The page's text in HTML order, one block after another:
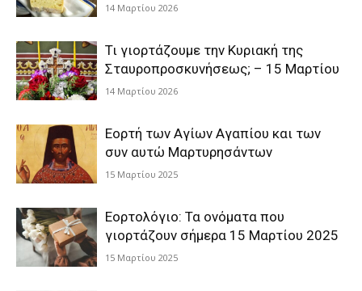
14 Μαρτίου 2026
Τι γιορτάζουμε την Κυριακή της
Σταυροπροσκυνήσεως; – 15 Μαρτίου
14 Μαρτίου 2026
Εορτή των Αγίων Αγαπίου και των
συν αυτώ Μαρτυρησάντων
15 Μαρτίου 2025
Εορτολόγιο: Τα ονόματα που
γιορτάζουν σήμερα 15 Μαρτίου 2025
15 Μαρτίου 2025